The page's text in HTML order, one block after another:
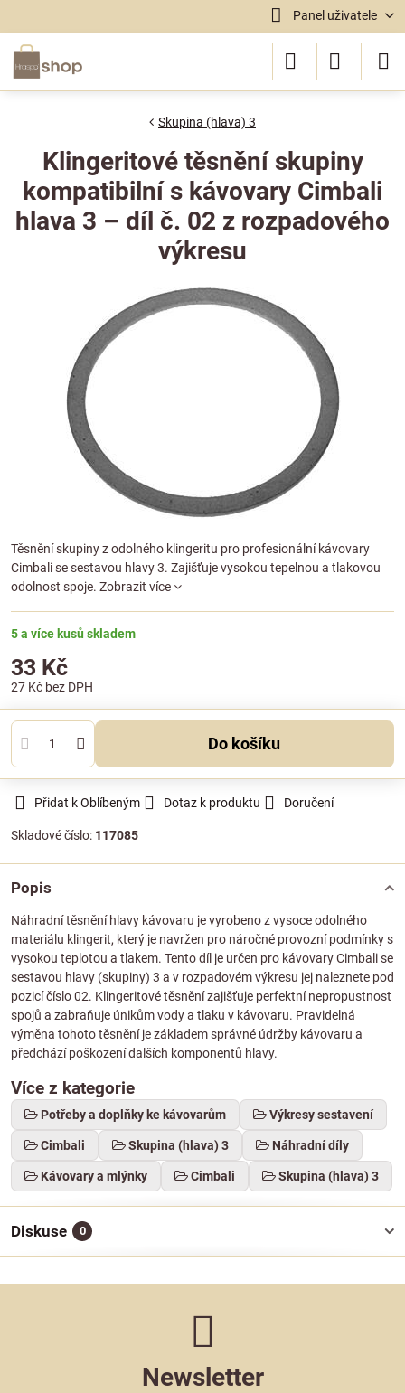
Panel uživatele
Skupina (hlava) 3
Klingeritové těsnění skupiny
kompatibilní s kávovary Cimbali
hlava 3 – díl č. 02 z rozpadového
výkresu
Těsnění skupiny z odolného klingeritu pro profesionální kávovary
Cimbali se sestavou hlavy 3. Zajišťuje vysokou tepelnou a tlakovou
odolnost spoje. Zobrazit více
5 a více kusů skladem
33 Kč
27 Kč bez DPH
Do košíku
Přidat k Oblíbeným Dotaz k produktu Doručení
Skladové číslo: 117085
Popis
Náhradní těsnění hlavy kávovaru je vyrobeno z vysoce odolného
materiálu klingerit, který je navržen pro náročné provozní podmínky s
vysokou teplotou a tlakem. Tento díl je určen pro kávovary Cimbali se
sestavou hlavy (skupiny) 3 a v rozpadovém výkresu jej naleznete pod
pozicí číslo 02. Klingeritové těsnění zajišťuje perfektní nepropustnost
spojů a zabraňuje únikům vody a tlaku v kávovaru. Pravidelná
výměna tohoto těsnění je základem správné údržby kávovaru a
předchází poškození dalších komponentů hlavy.
Více z kategorie
Potřeby a doplňky ke kávovarům Výkresy sestavení
Cimbali Skupina (hlava) 3 Náhradní díly
Kávovary a mlýnky Cimbali Skupina (hlava) 3
Diskuse 0
Newsletter